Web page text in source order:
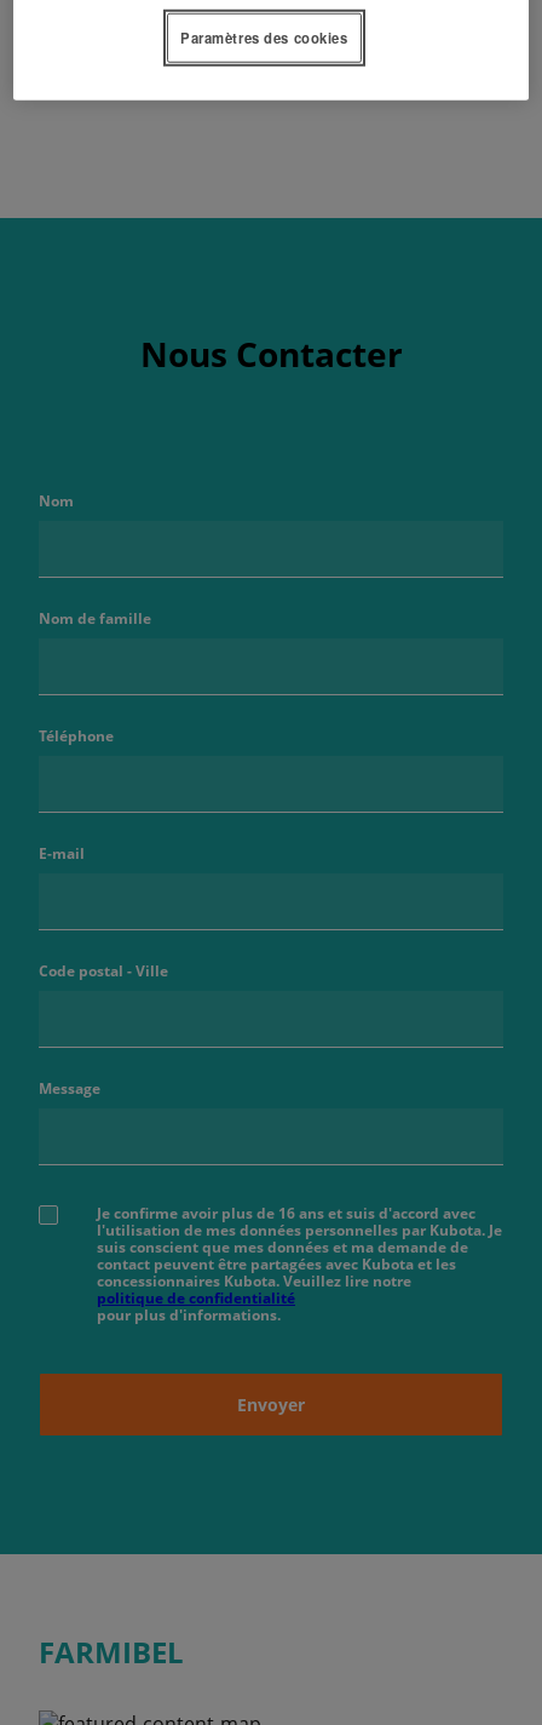
35 ch, 40 ch, Arceau arrrière, Hydrostatique
Nous Contacter
Nom
Nom de famille
Téléphone
E-mail
Code postal - Ville
Message
Je confirme avoir plus de 16 ans et suis d'accord avec
l'utilisation de mes données personnelles par Kubota. Je
suis conscient que mes données et ma demande de
contact peuvent être partagées avec Kubota et les
concessionnaires Kubota. Veuillez lire notre
politique de confidentialité
pour plus d'informations.
Envoyer
FARMIBEL
Paramètres des cookies